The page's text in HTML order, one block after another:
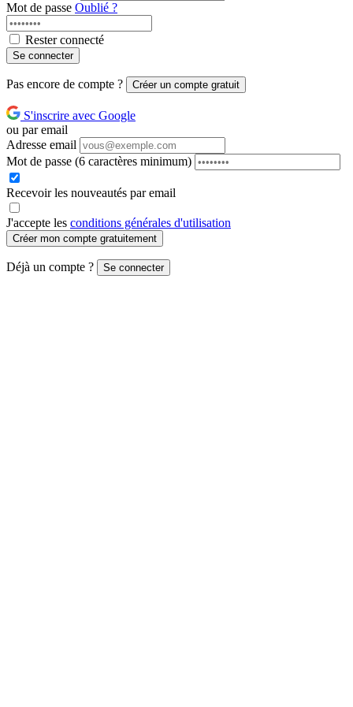
Mot de passe Oublié ?
Rester connecté
Se connecter
Pas encore de compte ? Créer un compte gratuit
S'inscrire avec Google
ou par email
Adresse email
Mot de passe (6 caractères minimum)
Recevoir les nouveautés par email
J'accepte les conditions générales d'utilisation
Créer mon compte gratuitement
Déjà un compte ? Se connecter